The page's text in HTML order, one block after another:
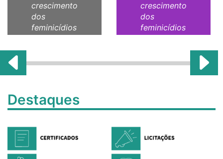
crescimento
dos
feminicídios
crescimento
dos
feminicídios
Destaques